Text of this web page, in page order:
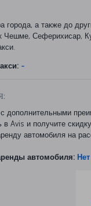
города, а также до
Чешме, Сеферихисар,
-
дополнительными
Avis и получите
автомобиля на
автомобиля: